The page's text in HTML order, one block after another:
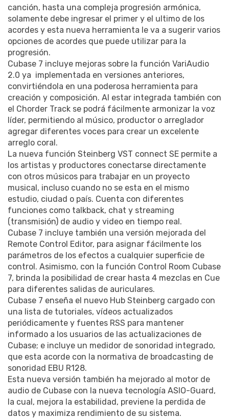
canción, hasta una compleja progresión armónica,
solamente debe ingresar el primer y el ultimo de los
acordes y esta nueva herramienta le va a sugerir varios
opciones de acordes que puede utilizar para la
progresión.
Cubase 7 incluye mejoras sobre la función VariAudio
2.0 ya implementada en versiones anteriores,
convirtiéndola en una poderosa herramienta para
creación y composición. Al estar integrada también con
el Chorder Track se podrá fácilmente armonizar la voz
líder, permitiendo al músico, productor o arreglador
agregar diferentes voces para crear un excelente
arreglo coral.
La nueva función Steinberg VST connect SE permite a
los artistas y productores conectarse directamente
con otros músicos para trabajar en un proyecto
musical, incluso cuando no se esta en el mismo
estudio, ciudad o país. Cuenta con diferentes
funciones como talkback, chat y streaming
(transmisión) de audio y video en tiempo real.
Cubase 7 incluye también una versión mejorada del
Remote Control Editor, para asignar fácilmente los
parámetros de los efectos a cualquier superficie de
control. Asimismo, con la función Control Room Cubase
7, brinda la posibilidad de crear hasta 4 mezclas en Cue
para diferentes salidas de auriculares.
Cubase 7 enseña el nuevo Hub Steinberg cargado con
una lista de tutoriales, vídeos actualizados
periódicamente y fuentes RSS para mantener
informado a los usuarios de las actualizaciones de
Cubase; e incluye un medidor de sonoridad integrado,
que esta acorde con la normativa de broadcasting de
sonoridad EBU R128.
Esta nueva versión también ha mejorado al motor de
audio de Cubase con la nueva tecnología ASIO-Guard,
la cual, mejora la estabilidad, previene la perdida de
datos y maximiza rendimiento de su sistema.